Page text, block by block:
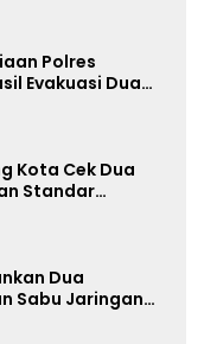
Polres
Evakuasi Dua
Kota Cek Dua
Standar
Dua
Sabu Jaringan